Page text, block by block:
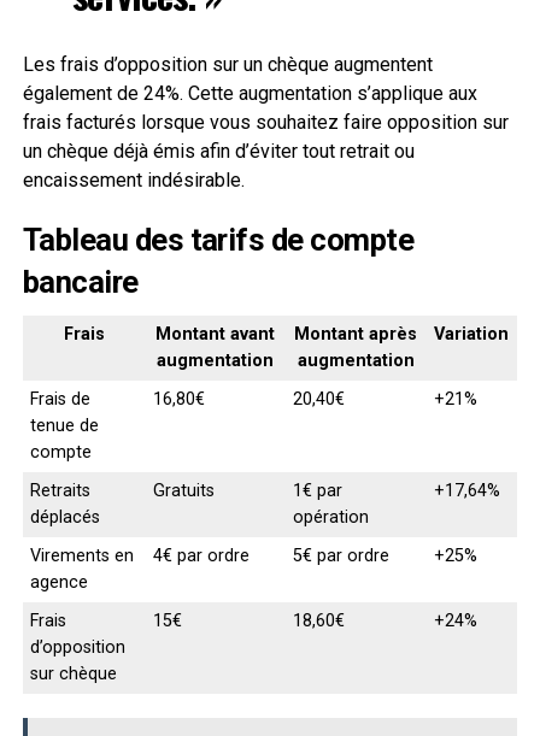
Les frais d’opposition sur un chèque augmentent
également de 24%. Cette augmentation s’applique aux
frais facturés lorsque vous souhaitez faire opposition sur
un chèque déjà émis afin d’éviter tout retrait ou
encaissement indésirable.
Tableau des tarifs de compte
bancaire
Frais
Montant avant
augmentation
Montant après
augmentation
Variation
Frais de
tenue de
compte
16,80€ 20,40€ +21%
Retraits
déplacés
Gratuits
1€ par
opération
+17,64%
Virements en
agence
4€ par ordre 5€ par ordre +25%
Frais
d’opposition
sur chèque
15€ 18,60€ +24%